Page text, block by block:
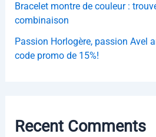
Bracelet montre de couleur :
combinaison
Passion Horlogère, passion Avel
code promo de 15%!
Recent Comments